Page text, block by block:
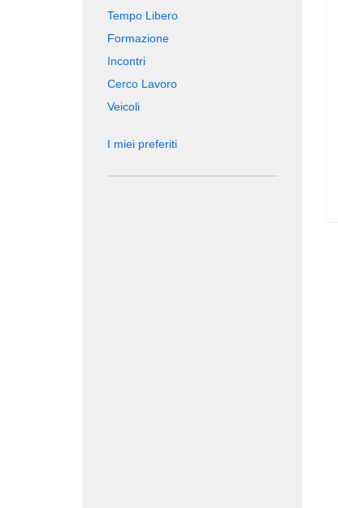
Tempo Libero
Formazione
Incontri
Cerco Lavoro
Veicoli
I miei preferiti